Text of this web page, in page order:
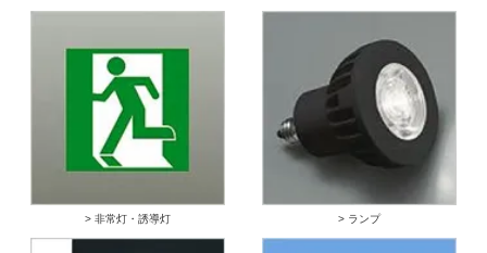
> 非常灯・誘導灯 > ランプ